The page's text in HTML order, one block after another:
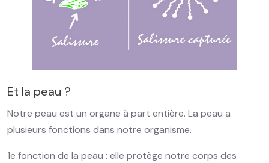
Et la peau ?
Notre peau est un organe à part entière. La peau a
plusieurs fonctions dans notre organisme.
1e fonction de la peau : elle protège notre corps des